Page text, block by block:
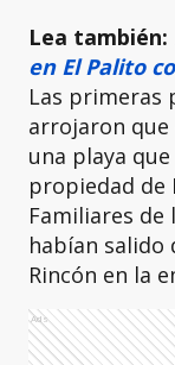
Lea también:
en El Palito
Las primeras
arrojaron que
una playa
propiedad de
Familiares
habían salido
Rincón en la
Ads